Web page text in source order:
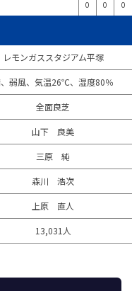
0 0 0
レモンガススタジアム平塚
弱風、気温26℃、湿度80％
全面良芝
山下 良美
三原 純
森川 浩次
上原 直人
13,031人